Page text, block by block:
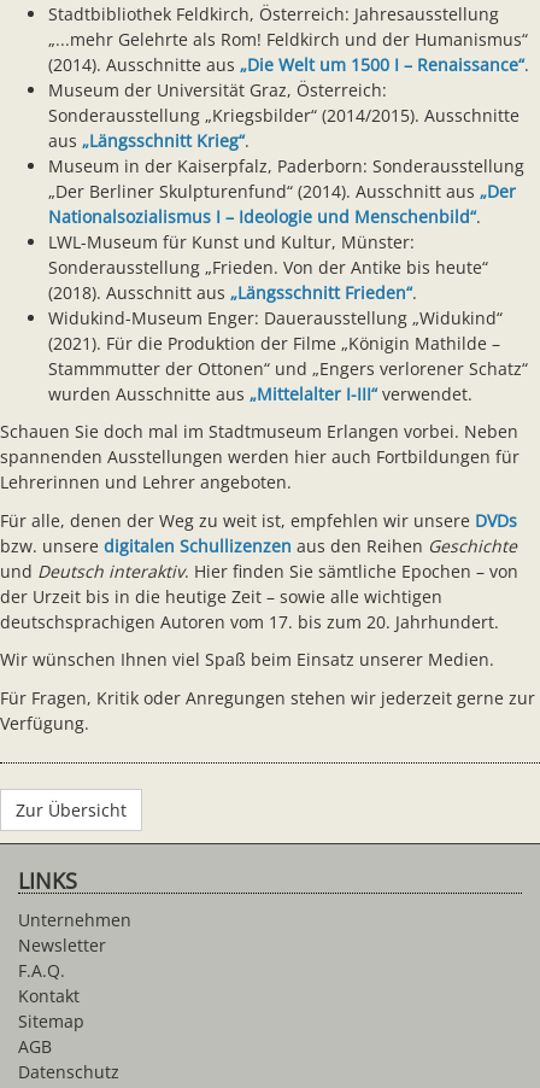
Stadtbibliothek Feldkirch, Österreich: Jahresausstellung
„...mehr Gelehrte als Rom! Feldkirch und der Humanismus“
(2014). Ausschnitte aus „Die Welt um 1500 I – Renaissance“.
Museum der Universität Graz, Österreich:
Sonderausstellung „Kriegsbilder“ (2014/2015). Ausschnitte
aus „Längsschnitt Krieg“.
Museum in der Kaiserpfalz, Paderborn: Sonderausstellung
„Der Berliner Skulpturenfund“ (2014). Ausschnitt aus „Der
Nationalsozialismus I – Ideologie und Menschenbild“.
LWL-Museum für Kunst und Kultur, Münster:
Sonderausstellung „Frieden. Von der Antike bis heute“
(2018). Ausschnitt aus „Längsschnitt Frieden“.
Widukind-Museum Enger: Dauerausstellung „Widukind“
(2021). Für die Produktion der Filme „Königin Mathilde –
Stammmutter der Ottonen“ und „Engers verlorener Schatz“
wurden Ausschnitte aus „Mittelalter I-III“verwendet.
Schauen Sie doch mal im Stadtmuseum Erlangen vorbei. Neben
spannenden Ausstellungen werden hier auch Fortbildungen für
Lehrerinnen und Lehrer angeboten.
Für alle, denen der Weg zu weit ist, empfehlen wir unsere DVDs
bzw. unsere digitalen Schullizenzen aus den Reihen Geschichte
und Deutsch interaktiv. Hier finden Sie sämtliche Epochen – von
der Urzeit bis in die heutige Zeit – sowie alle wichtigen
deutschsprachigen Autoren vom 17. bis zum 20. Jahrhundert.
Wir wünschen Ihnen viel Spaß beim Einsatz unserer Medien.
Für Fragen, Kritik oder Anregungen stehen wir jederzeit gerne zur
Verfügung.
Zur Übersicht
LINKS
Unternehmen
Newsletter
F.A.Q.
Kontakt
Sitemap
AGB
Datenschutz